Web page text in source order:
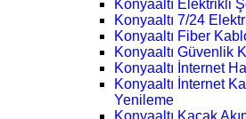
Konyaaltı Elektrikli
Konyaaltı 7/24
Konyaaltı Fiber
Konyaaltı Güvenlik
Konyaaltı İnternet
Konyaaltı İnternet
Yenileme
Konyaaltı Kaçak